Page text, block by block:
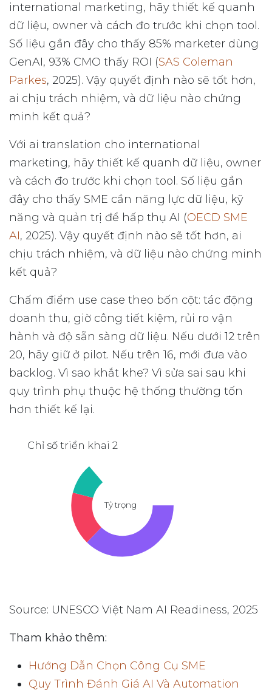
international marketing, hãy thiết kế quanh
dữ liệu, owner và cách đo trước khi chọn tool.
Số liệu gần đây cho thấy 85% marketer dùng
GenAI, 93% CMO thấy ROI (SAS Coleman
Parkes, 2025). Vậy quyết định nào sẽ tốt hơn,
ai chịu trách nhiệm, và dữ liệu nào chứng
minh kết quả?
Với ai translation cho international
marketing, hãy thiết kế quanh dữ liệu, owner
và cách đo trước khi chọn tool. Số liệu gần
đây cho thấy SME cần năng lực dữ liệu, kỹ
năng và quản trị để hấp thụ AI (OECD SME
AI, 2025). Vậy quyết định nào sẽ tốt hơn, ai
chịu trách nhiệm, và dữ liệu nào chứng minh
kết quả?
Chấm điểm use case theo bốn cột: tác động
doanh thu, giờ công tiết kiệm, rủi ro vận
hành và độ sẵn sàng dữ liệu. Nếu dưới 12 trên
20, hãy giữ ở pilot. Nếu trên 16, mới đưa vào
backlog. Vì sao khắt khe? Vì sửa sai sau khi
quy trình phụ thuộc hệ thống thường tốn
hơn thiết kế lại.
Chỉ số triển khai 2
Tỷ trọng
Source: UNESCO Việt Nam AI Readiness, 2025
Tham khảo thêm:
Hướng Dẫn Chọn Công Cụ SME
Quy Trình Đánh Giá AI Và Automation